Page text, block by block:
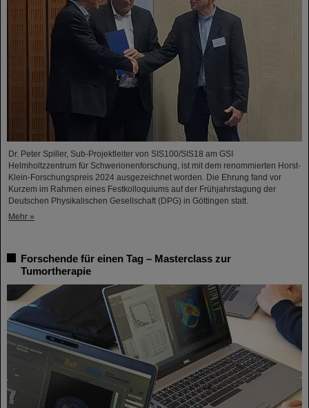
Dr. Peter Spiller, Sub-Projektleiter von SIS100/SIS18 am GSI
Helmholtzzentrum für Schwerionenforschung, ist mit dem renommierten Horst-
Klein-Forschungspreis 2024 ausgezeichnet worden. Die Ehrung fand vor
Kurzem im Rahmen eines Festkolloquiums auf der Frühjahrstagung der
Deutschen Physikalischen Gesellschaft (DPG) in Göttingen statt.
Mehr »
Forschende für einen Tag – Masterclass zur
Tumortherapie